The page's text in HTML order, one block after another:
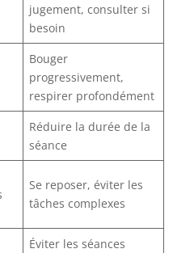
jugement, consulter si
besoin
Bouger
progressivement,
respirer profondément
Réduire la durée de la
séance
Se reposer, éviter les
tâches complexes
Éviter les séances